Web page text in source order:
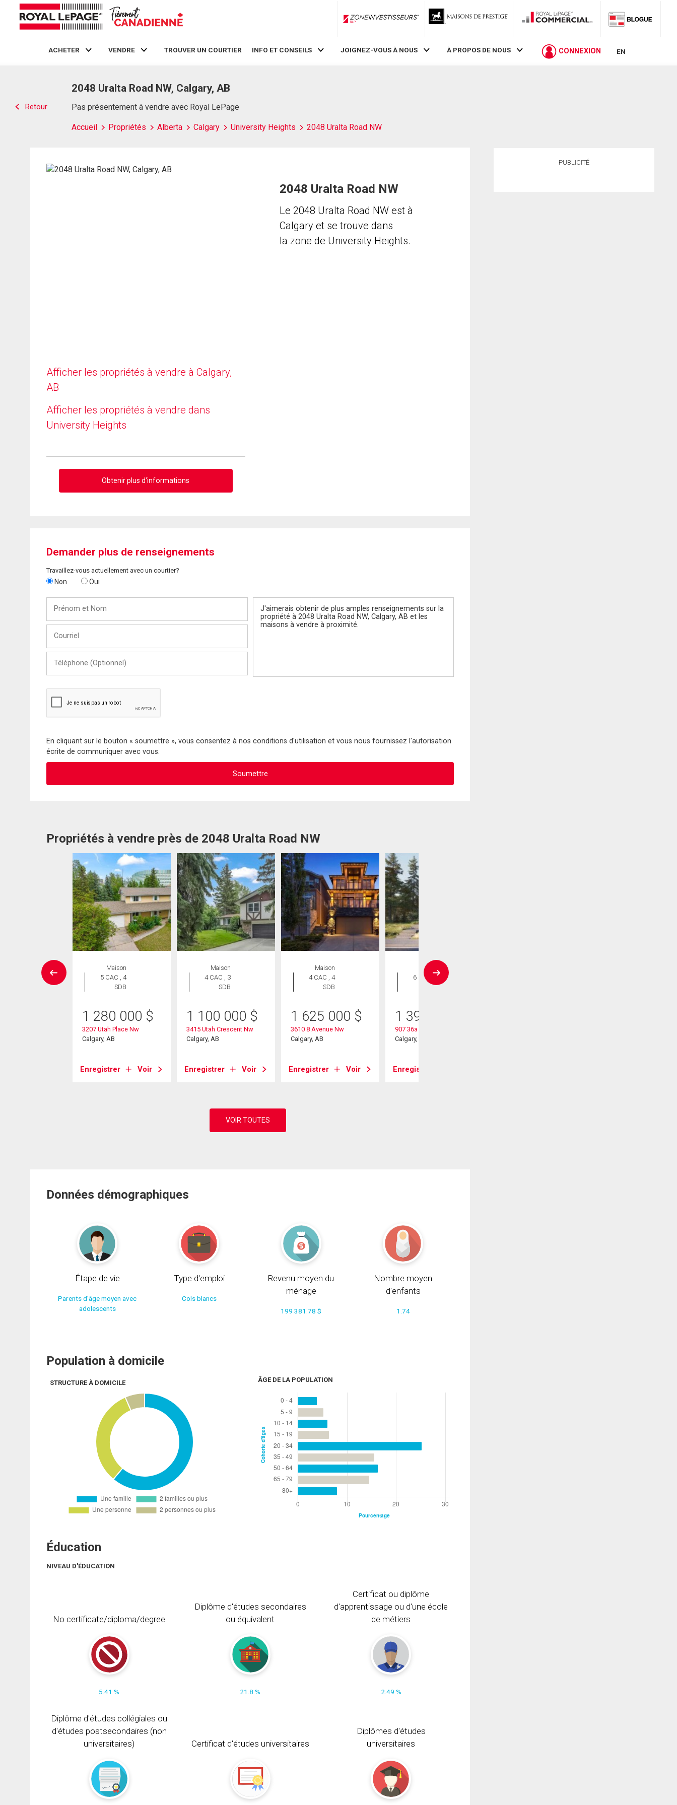
ZoneInvestisseurs RLP
ACHETER VENDRE TROUVER UN COURTIER INFO ET CONSEILS JOIGNEZ-VOUS À NOUS À PROPOS DE NOUS CONNEXION EN
Retour
2048 Uralta Road NW, Calgary, AB
Pas présentement à vendre avec Royal LePage
Accueil Propriétés Alberta Calgary University Heights 2048 Uralta Road NW
Afficher les propriétés à vendre à Calgary,
AB
Afficher les propriétés à vendre dans
University Heights
Obtenir plus d'informations
2048 Uralta Road NW
Le 2048 Uralta Road NW est à
Calgary et se trouve dans
la zone de University Heights.
Demander plus de renseignements
Travaillez-vous actuellement avec un courtier?
Non Oui
Nom
(Optionnel)
En cliquant sur le bouton « soumettre », vous consentez à nos conditions d'utilisation et vous nous fournissez l'autorisation
écrite de communiquer avec vous.
Propriétés à vendre près de 2048 Uralta Road NW
Maison
5 CAC , 4
SDB
1 280 000 $
3207 Utah Place Nw
Calgary, AB
Enregistrer Voir
Maison
4 CAC , 3
SDB
1 100 000 $
3415 Utah Crescent Nw
Calgary, AB
Enregistrer Voir
Maison
4 CAC , 4
SDB
1 625 000 $
3610 8 Avenue Nw
Calgary, AB
Enregistrer Voir
Maison
6 CAC , 5
SDB
1 399 999
907 36a Street Nw
Calgary, AB
Enregistrer
Données démographiques
Étape de vie
Parents d'âge moyen avec
adolescents
Type d'emploi
Cols blancs
Revenu moyen du
ménage
199 381.78 $
Nombre moyen
d'enfants
1.74
Population à domicile
STRUCTURE À DOMICILE ÂGE DE LA POPULATION
Éducation
NIVEAU D'ÉDUCATION
No certificate/diploma/degree
5.41 %
Diplôme d'études secondaires
ou équivalent
21.8 %
Certificat ou diplôme
d'apprentissage ou d'une école
de métiers
2.49 %
Diplôme d'études collégiales ou
d'études postsecondaires (non
universitaires)
Certificat d'études universitaires
Diplômes d'études
universitaires
PUBLICITÉ